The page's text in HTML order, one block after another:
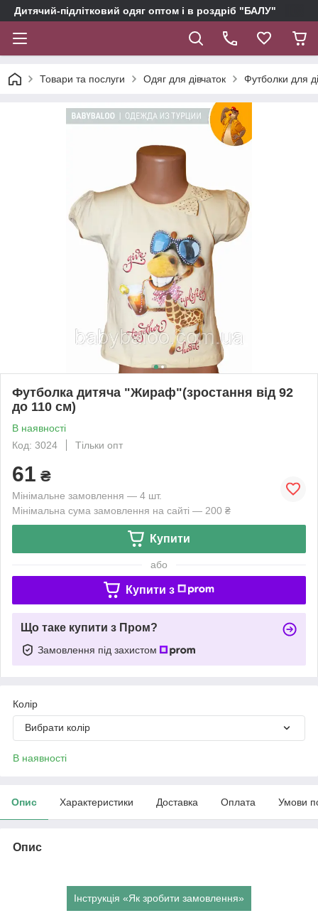
Дитячий-підлітковий одяг оптом і в роздріб "БАЛУ"
Товари та послуги Одяг для дівчаток Футболки для
Футболка дитяча "Жираф"(зростання від 92
до 110 см)
В наявності
Код: 3024
Тільки опт
61 ₴
Мінімальне замовлення — 4 шт.
Мінімальна сума замовлення на сайті — 200 ₴
Купити
або
Купити з
Що таке купити з Пром?
Замовлення під захистом
Колір
Вибрати колір
В наявності
Опис Характеристики Доставка Оплата Умови
Опис
Інструкція «Як зробити замовлення»